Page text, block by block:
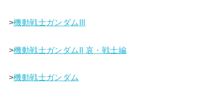
>機動戦士ガンダムIII
>機動戦士ガンダムII 哀・戦士編
>機動戦士ガンダム